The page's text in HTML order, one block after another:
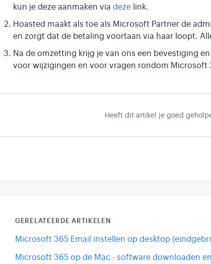
kun je deze aanmaken via deze link.
Hoasted maakt als toe als Microsoft Partner de
en zorgt dat de betaling voortaan via haar loopt.
Na de omzetting krijg je van ons een bevestiging
voor wijzigingen en voor vragen rondom Microsoft
Heeft dit artikel je goed
GERELATEERDE ARTIKELEN
Microsoft 365 Email instellen op desktop
Microsoft 365 op de Mac - software downloaden